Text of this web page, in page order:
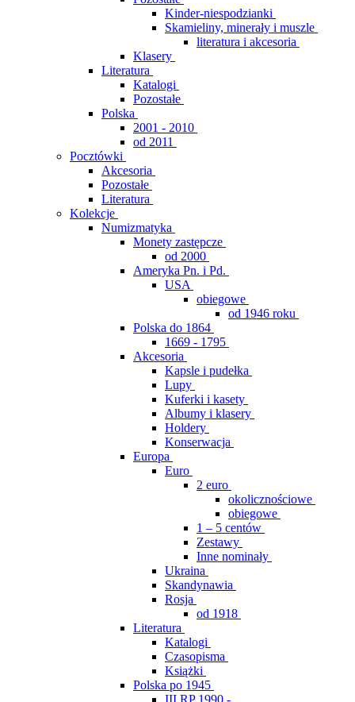
Kinder-niespodzianki
Skamieliny, minerały i muszle
literatura i akcesoria
Klasery
Literatura
Katalogi
Pozostałe
Polska
2001 - 2010
od 2011
Pocztówki
Akcesoria
Pozostałe
Literatura
Kolekcje
Numizmatyka
Monety zastępcze
od 2000
Ameryka Pn. i Pd.
USA
obiegowe
od 1946 roku
Polska do 1864
1669 - 1795
Akcesoria
Kapsle i pudełka
Lupy
Kuferki i kasety
Albumy i klasery
Holdery
Konserwacja
Europa
Euro
2 euro
okolicznościowe
obiegowe
1 – 5 centów
Zestawy
Inne nominały
Ukraina
Skandynawia
Rosja
od 1918
Literatura
Katalogi
Czasopisma
Książki
Polska po 1945
III RP 1990 -